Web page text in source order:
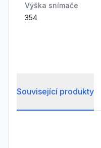
Výška snímače
354
Související produkty